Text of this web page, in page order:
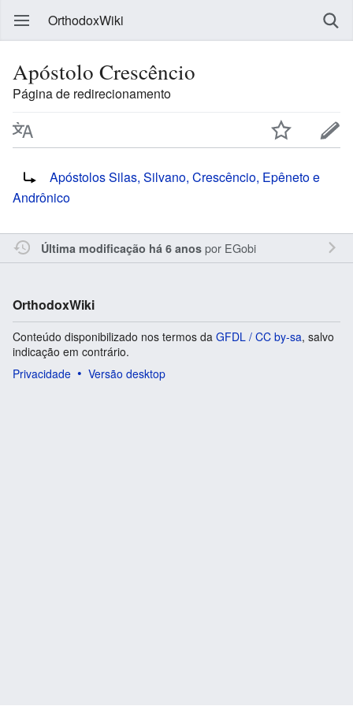
OrthodoxWiki
Apóstolo Crescêncio
Página de redirecionamento
Apóstolos Silas, Silvano, Crescêncio, Epêneto e
Andrônico
Última modificação há 6 anospor EGobi
OrthodoxWiki
Conteúdo disponibilizado nos termos da GFDL / CC by-sa, salvo
indicação em contrário.
Privacidade
Versão desktop